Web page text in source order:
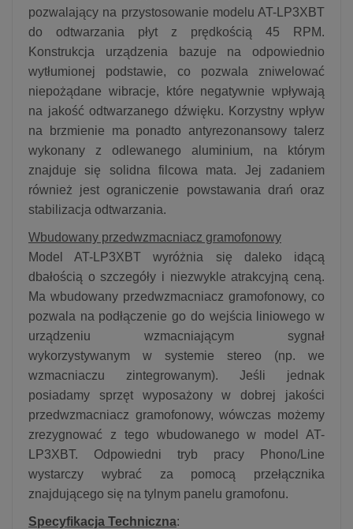
pozwalający na przystosowanie modelu AT-LP3XBT
do odtwarzania płyt z prędkością 45 RPM.
Konstrukcja urządzenia bazuje na odpowiednio
wytłumionej podstawie, co pozwala zniwelować
niepożądane wibracje, które negatywnie wpływają
na jakość odtwarzanego dźwięku. Korzystny wpływ
na brzmienie ma ponadto antyrezonansowy talerz
wykonany z odlewanego aluminium, na którym
znajduje się solidna filcowa mata. Jej zadaniem
również jest ograniczenie powstawania drań oraz
stabilizacja odtwarzania.
Wbudowany przedwzmacniacz gramofonowy
Model AT-LP3XBT wyróżnia się daleko idącą
dbałością o szczegóły i niezwykle atrakcyjną ceną.
Ma wbudowany przedwzmacniacz gramofonowy, co
pozwala na podłączenie go do wejścia liniowego w
urządzeniu wzmacniającym sygnał
wykorzystywanym w systemie stereo (np. we
wzmacniaczu zintegrowanym). Jeśli jednak
posiadamy sprzęt wyposażony w dobrej jakości
przedwzmacniacz gramofonowy, wówczas możemy
zrezygnować z tego wbudowanego w model AT-
LP3XBT. Odpowiedni tryb pracy Phono/Line
wystarczy wybrać za pomocą przełącznika
znajdującego się na tylnym panelu gramofonu.
Specyfikacja Techniczna: